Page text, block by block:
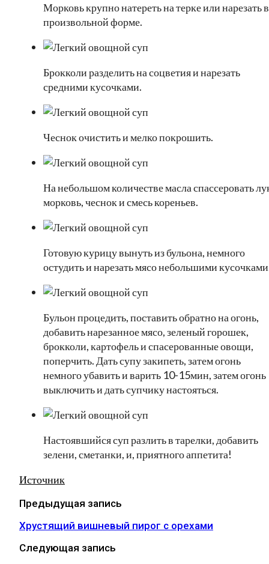
Морковь крупно натереть на терке или нарезать в
произвольной форме.
Брокколи разделить на соцветия и нарезать
средними кусочками.
Чеснок очистить и мелко покрошить.
На небольшом количестве масла спассеровать
морковь, чеснок и смесь кореньев.
Готовую курицу вынуть из бульона, немного
остудить и нарезать мясо небольшими
Бульон процедить, поставить обратно на огонь,
добавить нарезанное мясо, зеленый горошек,
брокколи, картофель и спасерованные овощи,
поперчить. Дать супу закипеть, затем огонь
немного убавить и варить 10-15мин, затем огонь
выключить и дать супчику настояться.
Настоявшийся суп разлить в тарелки, добавить
зелени, сметанки, и, приятного аппетита!
Источник
Предыдущая запись
Хрустящий вишневый пирог с орехами
Следующая запись